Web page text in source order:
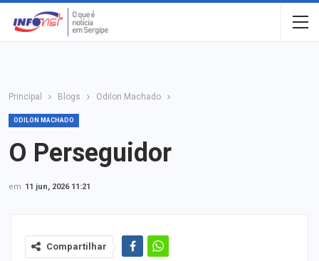
Principal Blogs Odilon Machado
ODILON MACHADO
O Perseguidor
em 11 jun, 2026 11:21
Compartilhar